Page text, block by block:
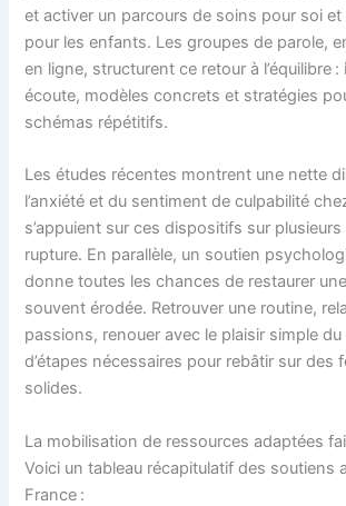
et activer un parcours de soins pour soi
pour les enfants. Les groupes de parole,
en ligne, structurent ce retour à l’équilibre
écoute, modèles concrets et stratégies
schémas répétitifs.
Les études récentes montrent une nette
l’anxiété et du sentiment de culpabilité
s’appuient sur ces dispositifs sur
rupture. En parallèle, un soutien
donne toutes les chances de restaurer
souvent érodée. Retrouver une routine,
passions, renouer avec le plaisir simple
d’étapes nécessaires pour rebâtir sur des
solides.
La mobilisation de ressources adaptées
Voici un tableau récapitulatif des soutiens
France :